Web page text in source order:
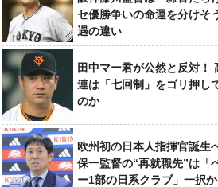
セ優勝争いの命運を分けそ
遇の違い
田中マー君が公然と反対！
連は「七回制」をゴリ押し
のか
欧州初の日本人指揮官誕生
保一監督の“再就職先”は「
ー1部の日系クラブ」一択か